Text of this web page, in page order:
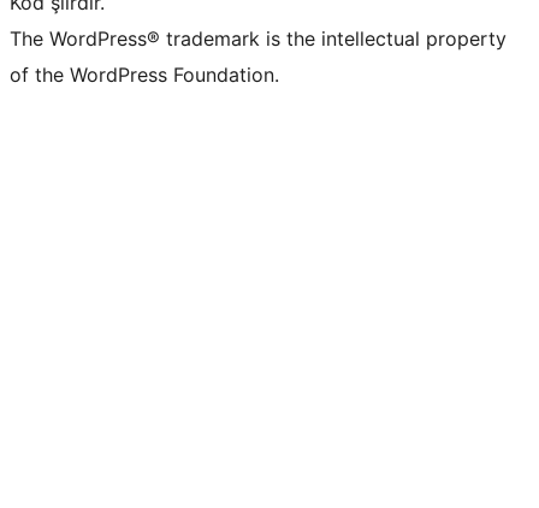
The WordPress® trademark is the intellectual property
of the WordPress Foundation.